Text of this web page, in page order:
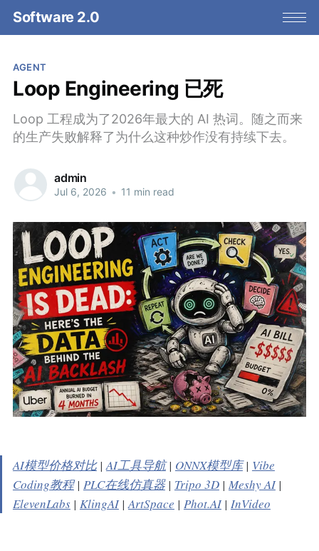
Software 2.0
AGENT
Loop Engineering 已死
Loop 工程成为了2026年最大的 AI 热词。随之而来
的生产失败解释了为什么这种炒作没有持续下去。
admin
Jul 6, 2026 • 11 min read
AI模型价格对比|AI工具导航| ONNX模型库| Vibe
Coding教程| PLC在线仿真器| Tripo 3D| Meshy AI|
ElevenLabs| KlingAI|ArtSpace | Phot.AI| InVideo